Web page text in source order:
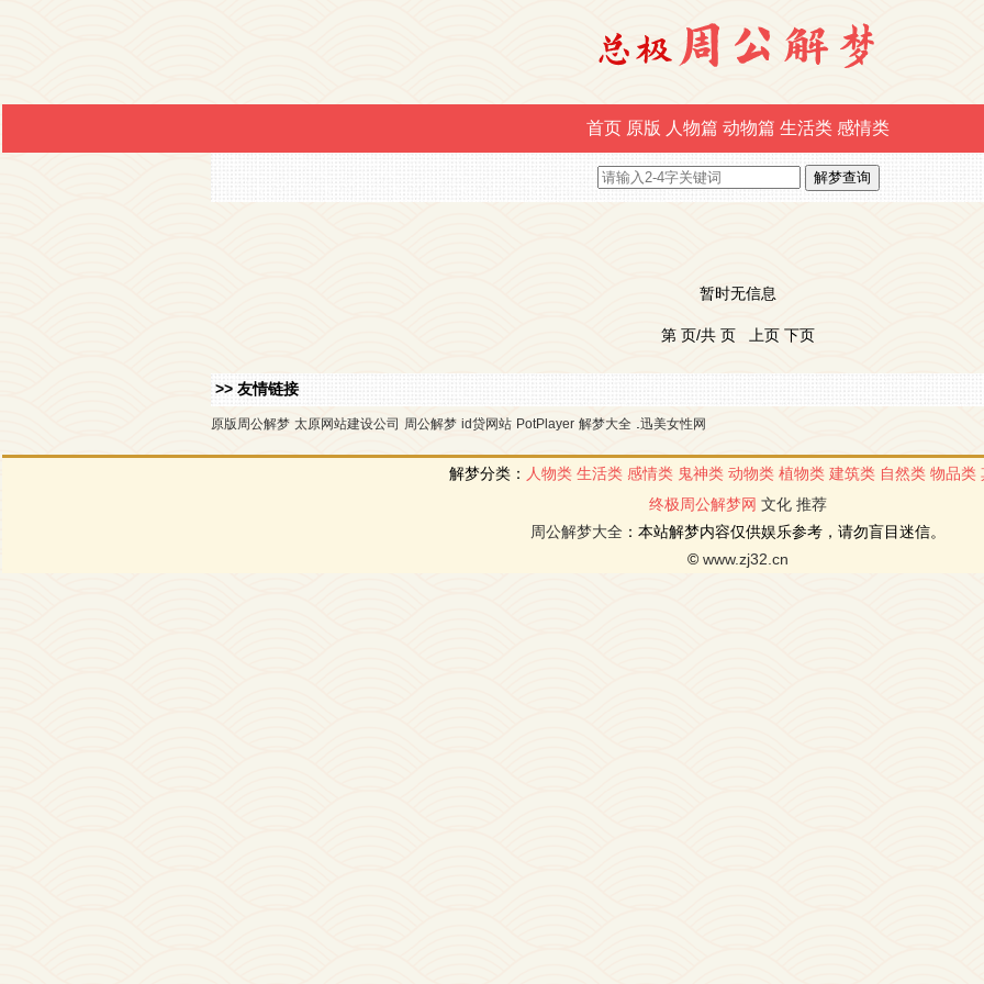
首页 原版 人物篇 动物篇 生活类 感情类
暂时无信息
第 页/共 页 上页 下页
>> 友情链接
原版周公解梦 太原网站建设公司 周公解梦 id贷网站 PotPlayer 解梦大全 迅美女性网
解梦分类： 人物类 生活类 感情类 鬼神类 动物类 植物类 建筑类 自然类 物品类
终极周公解梦网 文化 推荐
周公解梦大全 ：本站解梦内容仅供娱乐参考，请勿盲目迷信。
© www.zj32.cn